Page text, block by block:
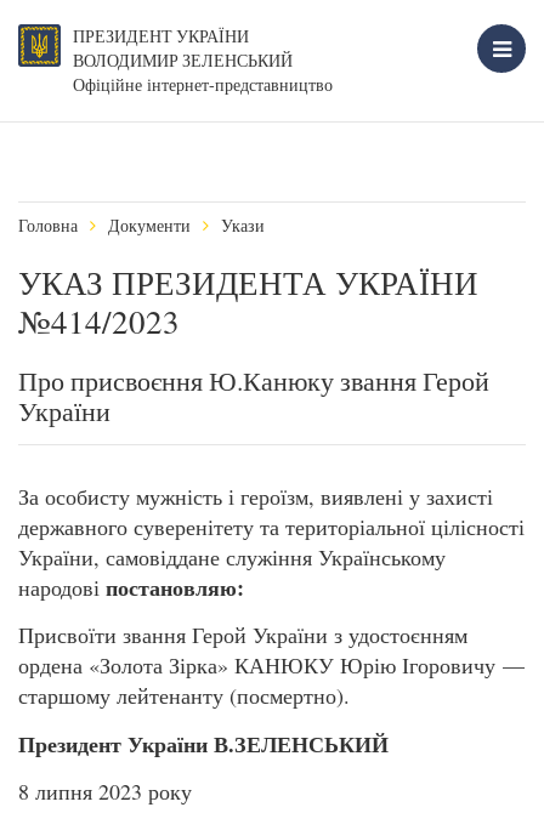
ПРЕЗИДЕНТ УКРАЇНИ
ВОЛОДИМИР ЗЕЛЕНСЬКИЙ
Офіційне інтернет-представництво
Головна Документи Укази
УКАЗ ПРЕЗИДЕНТА УКРАЇНИ
№414/2023
Про присвоєння Ю.Канюку звання Герой
України
За особисту мужність і героїзм, виявлені у захисті
державного суверенітету та територіальної цілісності
України, самовіддане служіння Українському
народові постановляю:
Присвоїти звання Герой України з удостоєнням
ордена «Золота Зірка» КАНЮКУ Юрію Ігоровичу —
старшому лейтенанту (посмертно).
Президент України В.ЗЕЛЕНСЬКИЙ
8 липня 2023 року